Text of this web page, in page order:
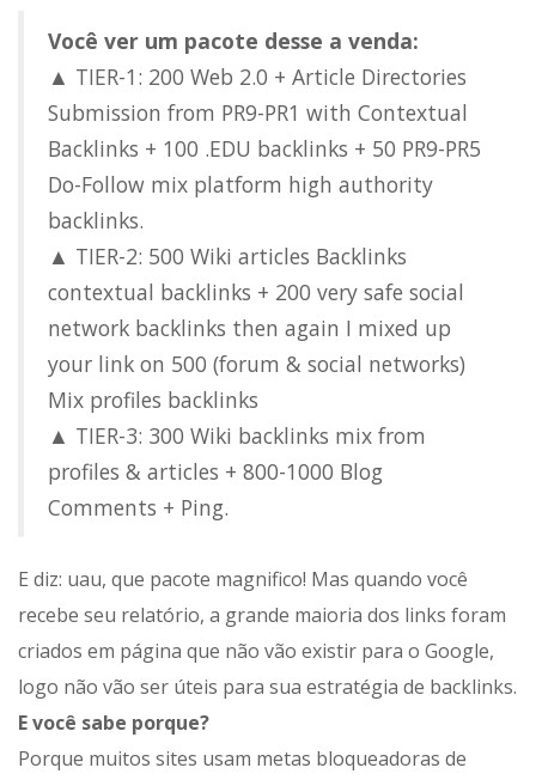
Você ver um pacote desse a venda:
▲ TIER-1: 200 Web 2.0 + Article Directories
Submission from PR9-PR1 with Contextual
Backlinks + 100 .EDU backlinks + 50 PR9-PR5
Do-Follow mix platform high authority
backlinks.
▲ TIER-2: 500 Wiki articles Backlinks
contextual backlinks + 200 very safe social
network backlinks then again I mixed up
your link on 500 (forum & social networks)
Mix profiles backlinks
▲ TIER-3: 300 Wiki backlinks mix from
profiles & articles​ + 800-1000 Blog
Comments + Ping.
E diz: uau, que pacote magnifico! Mas quando você
recebe seu relatório, a grande maioria dos links foram
criados em página que não vão existir para o Google,
logo não vão ser úteis para sua estratégia de backlinks.
E você sabe porque?
Porque muitos sites usam metas bloqueadoras de